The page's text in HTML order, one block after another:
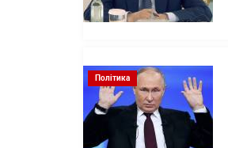
Політика